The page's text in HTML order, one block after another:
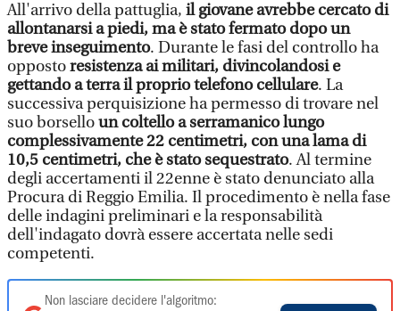
All'arrivo della pattuglia, il giovane avrebbe cercato di
allontanarsi a piedi, ma è stato fermato dopo un
breve inseguimento. Durante le fasi del controllo ha
oppostoresistenza ai militari, divincolandosi e
gettando a terra il proprio telefono cellulare. La
successiva perquisizione ha permesso di trovare nel
suo borselloun coltello a serramanico lungo
complessivamente 22 centimetri, con una lama di
10,5 centimetri, che è stato sequestrato. Al termine
degli accertamenti il 22enne è stato denunciato alla
Procura di Reggio Emilia. Il procedimento è nella fase
delle indagini preliminari e la responsabilità
dell'indagato dovrà essere accertata nelle sedi
competenti.
Non lasciare decidere l'algoritmo: